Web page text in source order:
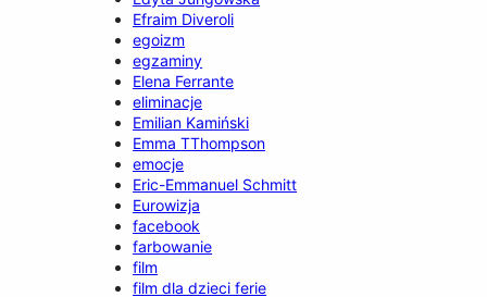
Efraim Diveroli
egoizm
egzaminy
Elena Ferrante
eliminacje
Emilian Kamiński
Emma TThompson
emocje
Eric-Emmanuel Schmitt
Eurowizja
facebook
farbowanie
film
film dla dzieci ferie